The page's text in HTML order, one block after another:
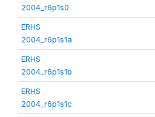
2004_r6p1s0
ERHS
2004_r6p1s1a
ERHS
2004_r6p1s1b
ERHS
2004_r6p1s1c